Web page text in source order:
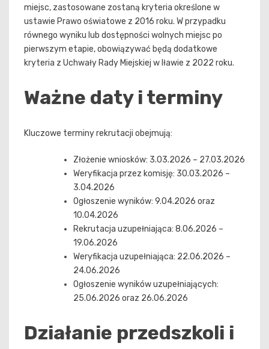
miejsc, zastosowane zostaną kryteria określone w
ustawie Prawo oświatowe z 2016 roku. W przypadku
równego wyniku lub dostępności wolnych miejsc po
pierwszym etapie, obowiązywać będą dodatkowe
kryteria z Uchwały Rady Miejskiej w Iławie z 2022 roku.
Ważne daty i terminy
Kluczowe terminy rekrutacji obejmują:
Złożenie wniosków: 3.03.2026 – 27.03.2026
Weryfikacja przez komisję: 30.03.2026 –
3.04.2026
Ogłoszenie wyników: 9.04.2026 oraz
10.04.2026
Rekrutacja uzupełniająca: 8.06.2026 –
19.06.2026
Weryfikacja uzupełniająca: 22.06.2026 –
24.06.2026
Ogłoszenie wyników uzupełniających:
25.06.2026 oraz 26.06.2026
Działanie przedszkoli i